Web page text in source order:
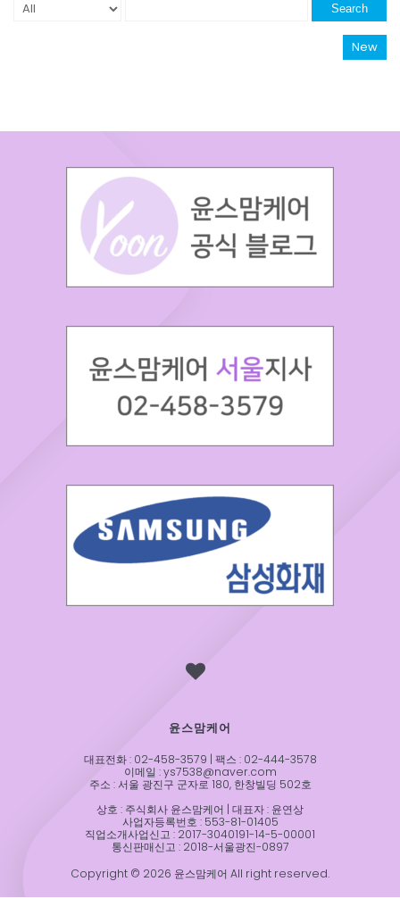
Search
New
윤스맘케어
대표전화 : 02-458-3579 | 팩스 : 02-444-3578
이메일 : ys7538@naver.com
주소 : 서울 광진구 군자로 180, 한창빌딩 502호
상호 : 주식회사 윤스맘케어 | 대표자 : 윤연상
사업자등록번호 : 553-81-01405
직업소개사업신고 : 2017-3040191-14-5-00001
통신판매신고 : 2018-서울광진-0897
Copyright © 2026 윤스맘케어 All right reserved.